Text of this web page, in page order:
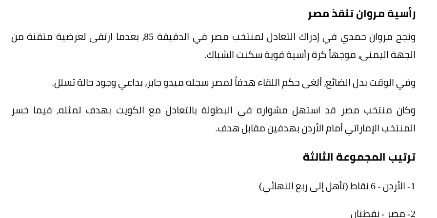
رأسية مروان تنقذ مصر
ونجح مروان حمدي في إدراك التعادل لمنتخب مصر في الدقيقة 85، بعدما ارتقى لعرضية متقنة من
الجهة اليمنى، موجهاً كرة رأسية قوية سكنت الشباك.
وفي الوقت بدل الضائع، ألغى حكم اللقاء هدفاً لمصر سجله ميدو جابر، بداعي وجود حالة تسلل.
وكان منتخب مصر قد استهل مشواره في البطولة بالتعادل مع الكويت بهدف لمثله، فيما خسر
المنتخب الإماراتي أمام الأردن بهدفين مقابل هدف.
ترتيب المجموعة الثالثة
1- الأردن - 6 نقاط (تأهل إلى ربع النهائي)
2- مصر - نقطتان